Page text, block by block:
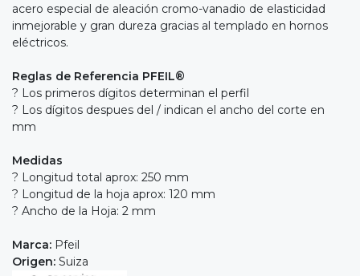
acero especial de aleación cromo-vanadio de elasticidad
inmejorable y gran dureza gracias al templado en hornos
eléctricos.
Reglas de Referencia PFEIL®
? Los primeros dígitos determinan el perfil
? Los dígitos despues del / indican el ancho del corte en
mm
Medidas
? Longitud total aprox: 250 mm
? Longitud de la hoja aprox: 120 mm
? Ancho de la Hoja: 2 mm
Marca: Pfeil
Origen: Suiza